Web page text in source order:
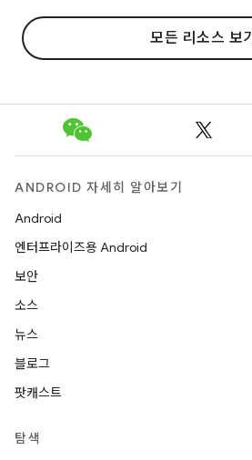
모든 리소스 보기
ANDROID 자세히 알아보기
Android
엔터프라이즈용 Android
보안
소스
뉴스
블로그
팟캐스트
탐색